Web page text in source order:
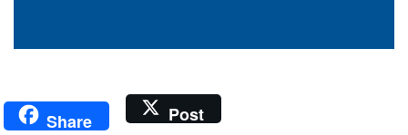
Share Post